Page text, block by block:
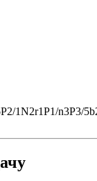
1N2r1P1/n3P3/